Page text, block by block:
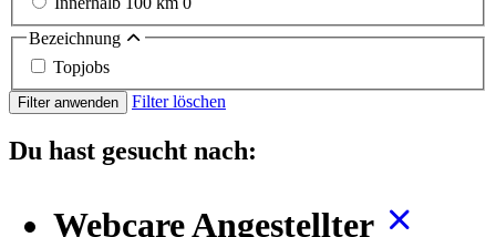
Bezeichnung
Topjobs
Filter anwenden Filter löschen
Du hast gesucht nach:
Webcare Angestellter